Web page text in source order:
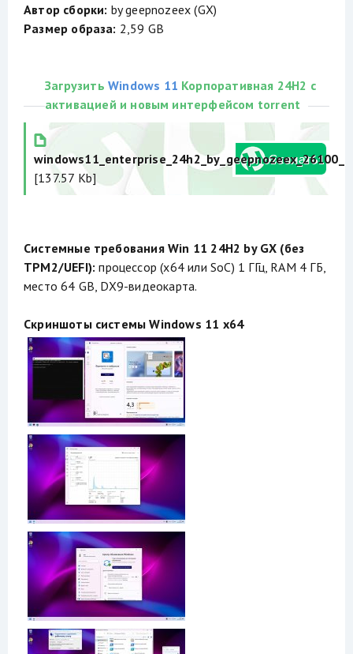
Автор сборки: by geepnozeex (GX)
Размер образа: 2,59 GB
Загрузить Windows 11 Корпоративная 24H2 с
активацией и новым интерфейсом torrent
[137.57 Kb]
Системные требования Win 11 24H2 by GX (без
TPM2/UEFI): процессор (x64 или SoC) 1 ГГц, RAM 4 ГБ,
место 64 GB, DX9-видеокарта.
Скриншоты системы Windows 11 x64